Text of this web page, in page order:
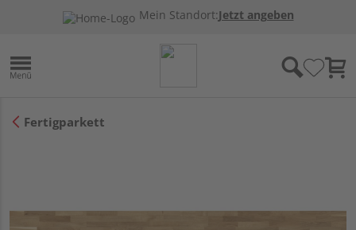
Mein Standort:Jetzt angeben
Fertigparkett